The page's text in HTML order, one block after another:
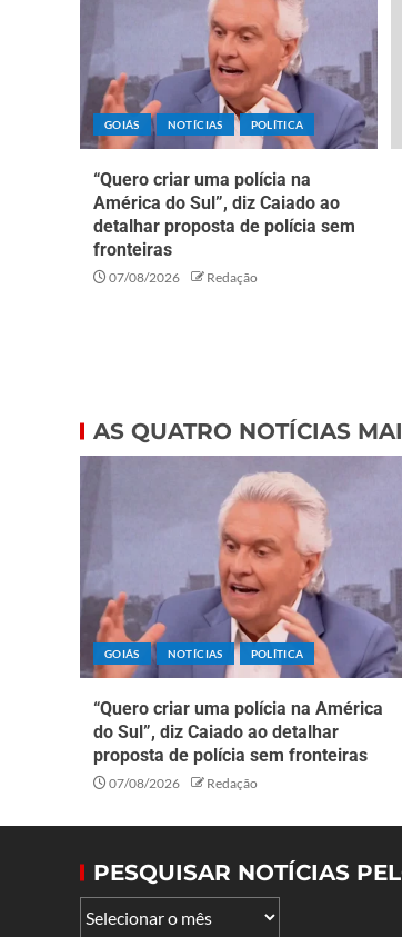
GOIÁS NOTÍCIAS POLÍTICA
“Quero criar uma polícia na
América do Sul”, diz Caiado ao
detalhar proposta de polícia sem
fronteiras
07/08/2026 Redação
AS QUATRO NOTÍCIAS
GOIÁS NOTÍCIAS POLÍTICA
“Quero criar uma polícia na América
do Sul”, diz Caiado ao detalhar
proposta de polícia sem fronteiras
07/08/2026 Redação
PESQUISAR NOTÍCIAS